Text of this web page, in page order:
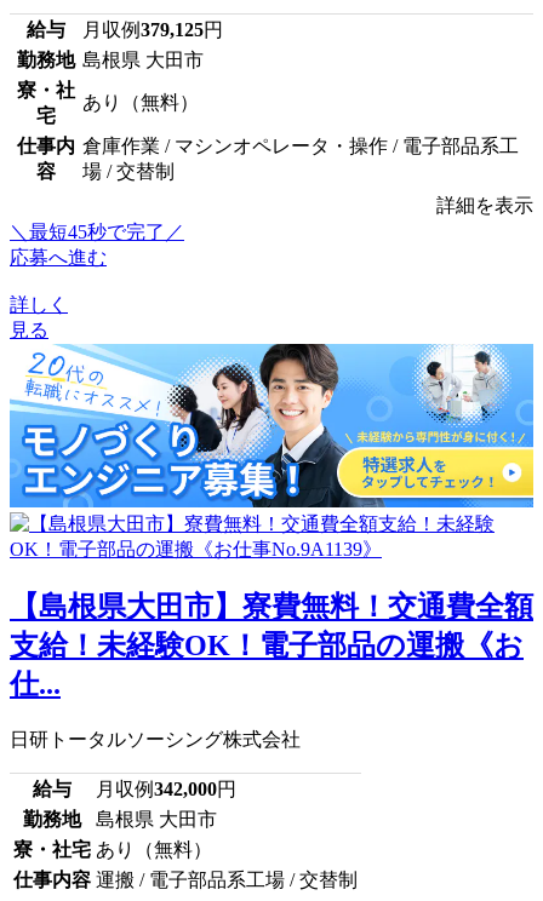
給与 月収例379,125円
勤務地 島根県 大田市
寮・社
宅
あり（無料）
仕事内
容
倉庫作業 / マシンオペレータ・操作 / 電子部品系工
場 / 交替制
詳細を表示
＼最短45秒で完了／
応募へ進む
詳しく
見る
【島根県大田市】寮費無料！交通費全額
支給！未経験OK！電子部品の運搬《お
仕...
日研トータルソーシング株式会社
給与 月収例342,000円
勤務地
島根県 大田市
寮・社宅 あり（無料）
仕事内容 運搬 / 電子部品系工場 / 交替制